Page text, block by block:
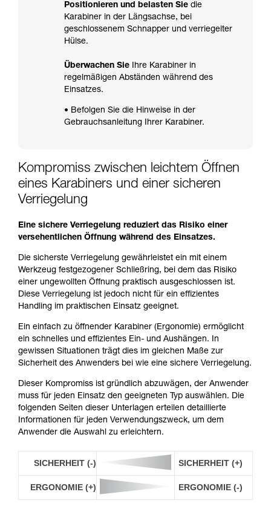
Positionieren und belasten Sie die
Karabiner in der Längsachse, bei
geschlossenem Schnapper und verriegelter
Hülse.
Überwachen Sie Ihre Karabiner in
regelmäßigen Abständen während des
Einsatzes.
• Befolgen Sie die Hinweise in der
Gebrauchsanleitung Ihrer Karabiner.
Kompromiss zwischen leichtem Öffnen
eines Karabiners und einer sicheren
Verriegelung
Eine sichere Verriegelung reduziert das Risiko einer
versehentlichen Öffnung während des Einsatzes.
Die sicherste Verriegelung gewährleistet ein mit einem
Werkzeug festgezogener Schließring, bei dem das Risiko
einer ungewollten Öffnung praktisch ausgeschlossen ist.
Diese Verriegelung ist jedoch nicht für ein effizientes
Handling im praktischen Einsatz geeignet.
Ein einfach zu öffnender Karabiner (Ergonomie) ermöglicht
ein schnelles und effizientes Ein- und Aushängen. In
gewissen Situationen trägt dies im gleichen Maße zur
Sicherheit des Anwenders bei wie eine sichere Verriegelung.
Dieser Kompromiss ist gründlich abzuwägen, der Anwender
muss für jeden Einsatz den geeigneten Typ auswählen. Die
folgenden Seiten dieser Unterlagen erteilen detaillierte
Informationen für jeden Verwendungszweck, um dem
Anwender die Auswahl zu erleichtern.
SICHERHEIT (-) SICHERHEIT (+)
ERGONOMIE (+) ERGONOMIE (-)